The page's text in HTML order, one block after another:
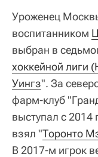
Уроженец
воспитанником
выбран в
хоккейной лиги
Уингз". За
фарм-клуб
выступал с 2014
взял "Торонто
В 2017-м игрок